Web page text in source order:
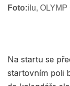
Foto:ilu, OLYMP
Na startu se
startovním poli